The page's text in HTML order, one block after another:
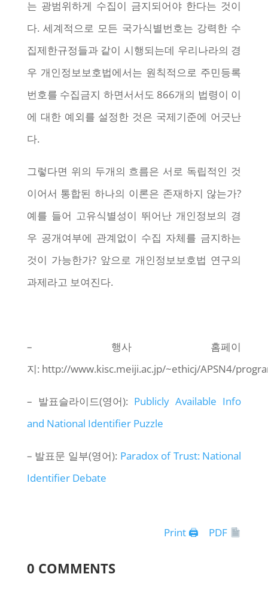
는 광범위하게 수집이 금지되어야 한다는 것이
다. 세계적으로 모든 국가식별번호는 강력한 수
집제한규정들과 같이 시행되는데 우리나라의 경
우 개인정보보호법에서는 원칙적으로 주민등록
번호를 수집금지 하면서서도 866개의 법령이 이
에 대한 예외를 설정한 것은 국제기준에 어긋난
다.
그렇다면 위의 두개의 흐름은 서로 독립적인 것
이어서 통합된 하나의 이론은 존재하지 않는가?
예를 들어 고유식별성이 뛰어난 개인정보의 경
우 공개여부에 관계없이 수집 자체를 금지하는
것이 가능한가? 앞으로 개인정보보호법 연구의
과제라고 보여진다.
– 행사 홈페이
지: http://www.kisc.meiji.ac.jp/~ethicj/APSN4/
– 발표슬라이드(영어): Publicly Available Info
and National Identifier Puzzle
– 발표문 일부(영어): Paradox of Trust: National
Identifier Debate
Print 🖨 PDF
0 COMMENTS